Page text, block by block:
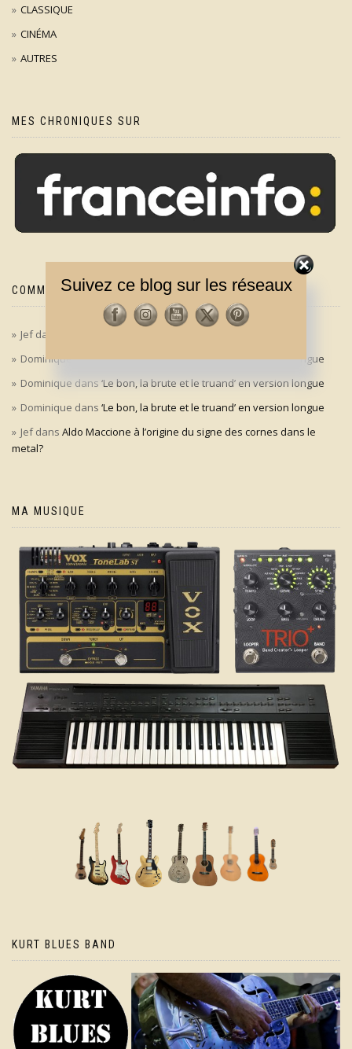
CLASSIQUE
CINÉMA
AUTRES
MES CHRONIQUES SUR
COMMENTAIRES RÉCENTS
Jefdans
Dominiquedans‘Le bon, la brute et le truand’ en version longue
Dominique dans ‘Le bon, la brute et le truand’ en version longue
Dominique dans ‘Le bon, la brute et le truand’ en version longue
Jefdans Aldo Maccione à l’origine du signe des cornes dans le
metal?
MA MUSIQUE
KURT BLUES BAND
Suivez ce blog sur les réseaux